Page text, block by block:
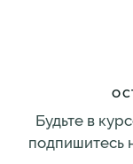
Будьте в
подпишитесь